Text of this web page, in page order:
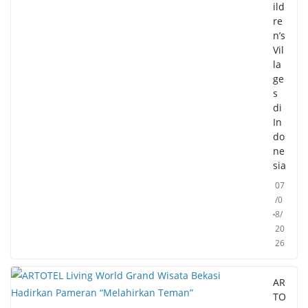
ild
re
n’s
Vil
la
ge
s
di
In
do
ne
sia
07
/0
8/
20
26
AR
TO